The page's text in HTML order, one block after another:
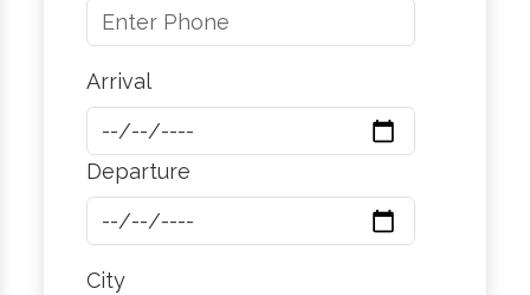
Arrival
Departure
City